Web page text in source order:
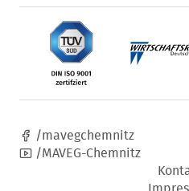
/mavegchemnitz
/MAVEG-Chemnitz